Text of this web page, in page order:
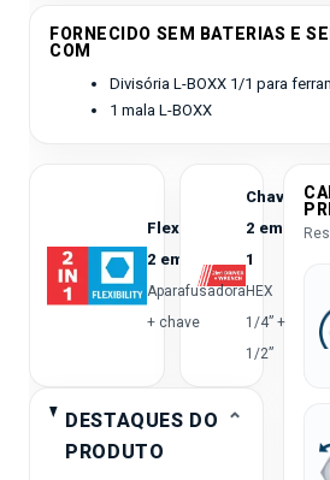
FORNECIDO SEM BATERIAS E
COM
Divisória L-BOXX 1/1 para
1 mala L-BOXX
Flexibilidade
2 em 1
Aparafusadora
+ chave
Chave
2 em
1
HEX
1/4” +
1/2”
DESTAQUES DO
PRODUTO
⌃